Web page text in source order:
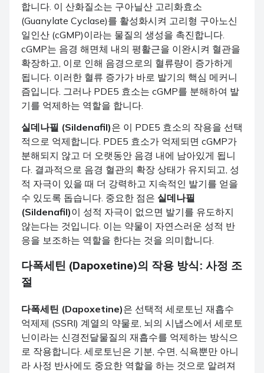
합니다. 이 산화질소는 구아닐산 고리화효소
(Guanylate Cyclase)를 활성화시켜 고리형 구아노신
일인산 (cGMP)이라는 물질의 생성을 촉진합니다.
cGMP는 음경 해면체 내의 평활근을 이완시켜 혈관을
확장하고, 이로 인해 음경으로의 혈류량이 증가하게
됩니다. 이러한 혈류 증가가 바로 발기의 핵심 메커니
즘입니다. 그러나 PDE5 효소는 cGMP를 분해하여 발
기를 억제하는 역할을 합니다.
실데나필 (Sildenafil)은 이 PDE5 효소의 작용을 선택
적으로 억제합니다. PDE5 효소가 억제되면 cGMP가
분해되지 않고 더 오랫동안 음경 내에 남아있게 됩니
다. 결과적으로 음경 혈관의 확장 상태가 유지되고, 성
적 자극이 있을 때 더 강력하고 지속적인 발기를 얻을
수 있도록 돕습니다. 중요한 점은 실데나필
(Sildenafil)이 성적 자극이 없으면 발기를 유도하지
않는다는 것입니다. 이는 약물이 자연스러운 성적 반
응을 보조하는 역할을 한다는 것을 의미합니다.
다폭세틴 (Dapoxetine)의 작용 방식: 사정 조
절
다폭세틴 (Dapoxetine)은 선택적 세로토닌 재흡수
억제제 (SSRI) 계열의 약물로, 뇌의 시냅스에서 세로토
닌이라는 신경전달물질의 재흡수를 억제하는 방식으
로 작용합니다. 세로토닌은 기분, 수면, 식욕뿐만 아니
라 사정 반사에도 중요한 역할을 하는 것으로 알려져